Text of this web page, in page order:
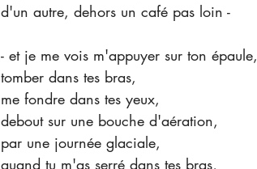
d'un autre, dehors un café pas loin -
- et je me vois m'appuyer sur ton épaule,
tomber dans tes bras,
me fondre dans tes yeux,
debout sur une bouche d'aération,
par une journée glaciale,
quand tu m'as serré dans tes bras,